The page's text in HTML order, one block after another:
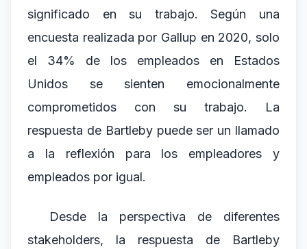
significado en su trabajo. Según una
encuesta realizada por Gallup en 2020, solo
el 34% de los empleados en Estados
Unidos se sienten emocionalmente
comprometidos con su trabajo. La
respuesta de Bartleby puede ser un llamado
a la reflexión para los empleadores y
empleados por igual.
Desde la perspectiva de diferentes
stakeholders, la respuesta de Bartleby